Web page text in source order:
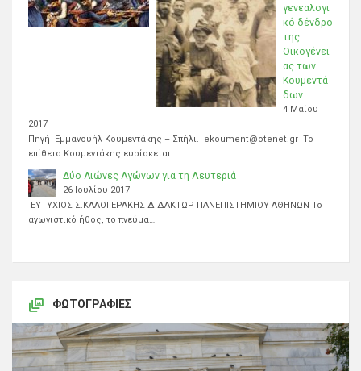
γενεαλογι
κό δένδρο
της
Οικογένει
ας των
Κουμεντά
δων.
4 Μαΐου
2017
Πηγή Εμμανουήλ Κουμεντάκης – Σπήλι. ekoument@otenet.gr Το
επίθετο Κουμεντάκης ευρίσκεται…
Δύο Αιώνες Αγώνων για τη Λευτεριά
26 Ιουλίου 2017
ΕΥΤΥΧΙΟΣ Σ.ΚΑΛΟΓΕΡΑΚΗΣ ΔΙΔΑΚΤΩΡ ΠΑΝΕΠΙΣΤΗΜΙΟΥ ΑΘΗΝΩΝ Το
αγωνιστικό ήθος, το πνεύμα…
ΦΩΤΟΓΡΑΦΊΕΣ